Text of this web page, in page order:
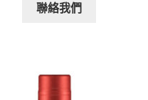
聯絡我們